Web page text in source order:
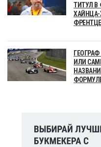
ТИТУЛ В
ИЛИ